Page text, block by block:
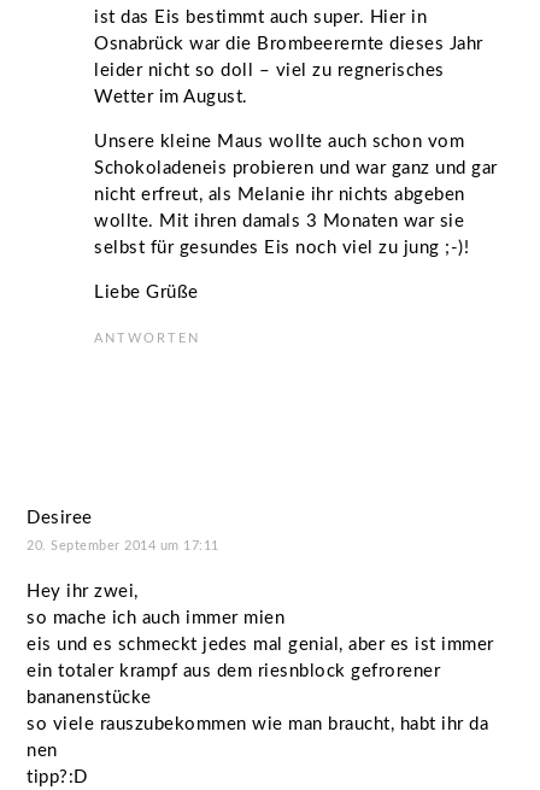
ist das Eis bestimmt auch super. Hier in
Osnabrück war die Brombeerernte dieses Jahr
leider nicht so doll – viel zu regnerisches
Wetter im August.
Unsere kleine Maus wollte auch schon vom
Schokoladeneis probieren und war ganz und gar
nicht erfreut, als Melanie ihr nichts abgeben
wollte. Mit ihren damals 3 Monaten war sie
selbst für gesundes Eis noch viel zu jung ;-)!
Liebe Grüße
ANTWORTEN
Desiree
20. September 2014 um 17:11
Hey ihr zwei,
so mache ich auch immer mien
eis und es schmeckt jedes mal genial, aber es ist immer
ein totaler krampf aus dem riesnblock gefrorener
bananenstücke
so viele rauszubekommen wie man braucht, habt ihr da
nen
tipp?:D